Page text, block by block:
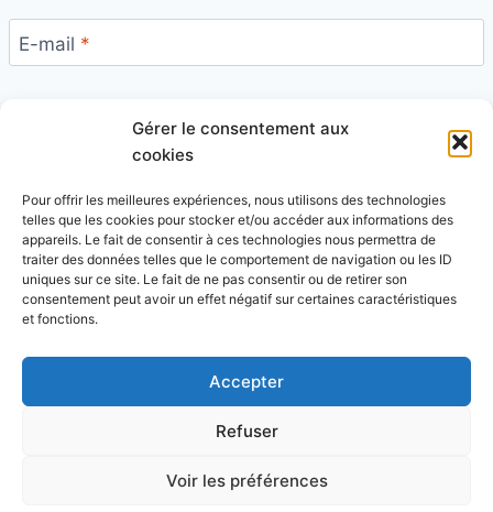
Gérer le consentement aux
cookies
Pour offrir les meilleures expériences, nous utilisons des technologies
telles que les cookies pour stocker et/ou accéder aux informations des
appareils. Le fait de consentir à ces technologies nous permettra de
traiter des données telles que le comportement de navigation ou les ID
uniques sur ce site. Le fait de ne pas consentir ou de retirer son
consentement peut avoir un effet négatif sur certaines caractéristiques
et fonctions.
Accepter
Refuser
Voir les préférences
E-mail *
Ce site utilise Akismet pour réduire les indésirables.
En savoir plus sur la façon dont les données de vos
Kadence WP